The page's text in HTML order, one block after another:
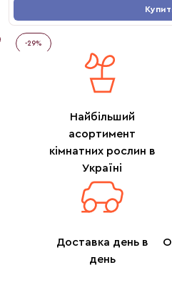
-29%
Найбільший
асортимент
кімнатних рослин в
Україні
Доставка день в
день